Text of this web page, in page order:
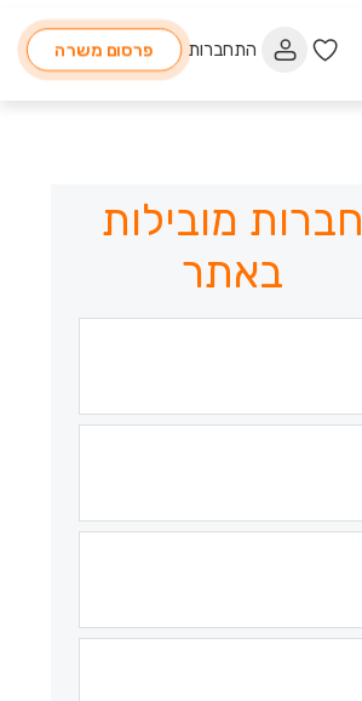
התחברות פרסום משרה
חברות מובילות
באתר